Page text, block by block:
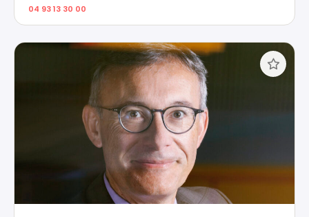
04 93 13 30 00